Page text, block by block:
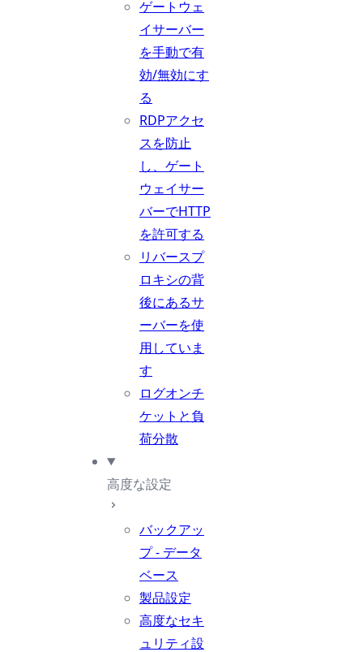
ゲートウェ
イサーバー
を手動で有
効/無効にす
る
RDPアクセ
スを防止
し、ゲート
ウェイサー
バーでHTTP
を許可する
リバースプ
ロキシの背
後にあるサ
ーバーを使
用していま
す
ログオンチ
ケットと負
荷分散
高度な設定
バックアッ
プ - データ
ベース
製品設定
高度なセキ
ュリティ設